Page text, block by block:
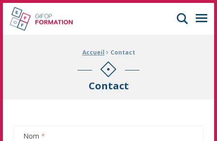
GIFOP Formation Centre de formation continue à Mulhouse
Accueil › Contact
Contact
Nom *